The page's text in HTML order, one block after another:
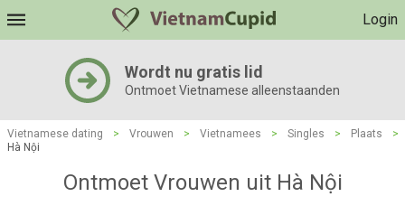
Login
Wordt nu gratis lid
Ontmoet Vietnamese alleenstaanden
Vietnamese dating > Vrouwen > Vietnamees > Singles > Plaats
>
Hà Nội
Ontmoet Vrouwen uit Hà Nội